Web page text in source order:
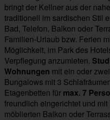
bringt der Kellner aus der
traditionell im sardischen Stil
Bad, Telefon, Balkon oder
Familien-Urlaub bzw. Ferien
Möglichkeit, im Park des
Verpflegung anzumieten.
Wohnungen mit ein oder
Bungalows mit 3
Etagenbetten für max. 7
freundlich eingerichtet und
möblierten Balkon oder